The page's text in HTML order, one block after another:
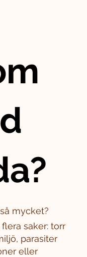
mycket?
saker: torr
parasiter
eller